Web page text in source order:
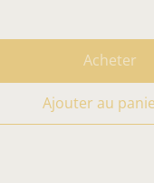
Acheter
Ajouter au